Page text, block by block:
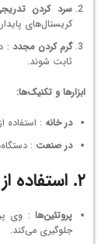
سرد کردن
کریستال‌های
گرم کردن مجدد :
ثابت شوند.
ابزارها و تکنیک‌ها:
در خانه : استفاده
در صنعت :
۲. استفاده از افزودنی‌ها
پروتئین‌ها : وی
جلوگیری می‌کند.